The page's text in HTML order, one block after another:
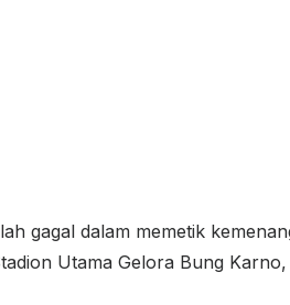
gagal dalam memetik
Utama Gelora Bung